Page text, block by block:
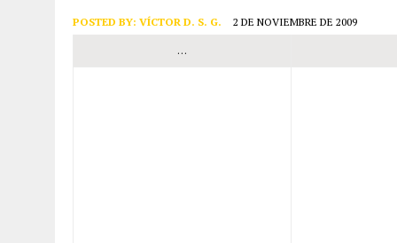
28 DE JULIO DE 2026 | JEFF AMENT PUBLICA SINCE FOREVER, UN
POSTED BY: VÍCTOR D. S. G. 2 DE NOVIEMBRE DE 2009
…